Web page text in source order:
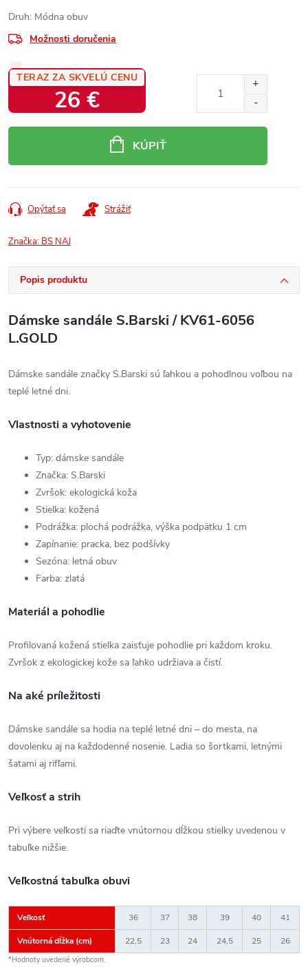
Druh: Módna obuv
Možnosti doručenia
TERAZ ZA SKVELÚ CENU
26 €
KÚPIŤ
Opýtať sa Strážiť
Značka: BS NAJ
Popis produktu
Dámske sandále S.Barski / KV61-6056
L.GOLD
Dámske sandále značky S.Barski sú ľahkou a pohodlnou voľbou na
teplé letné dni.
Vlastnosti a vyhotovenie
Typ: dámske sandále
Značka: S.Barski
Zvršok: ekologická koža
Stielka: kožená
Podrážka: plochá podrážka, výška podpätku 1 cm
Zapínanie: pracka, bez podšívky
Sezóna: letná obuv
Farba: zlatá
Materiál a pohodlie
Profilovaná kožená stielka zaisťuje pohodlie pri každom kroku.
Zvršok z ekologickej kože sa ľahko udržiava a čistí.
Na aké príležitosti
Dámske sandále sa hodia na teplé letné dni – do mesta, na
dovolenku aj na každodenné nosenie. Ladia so šortkami, letnými
šatami aj rifľami.
Veľkosť a strih
Pri výbere veľkosti sa riaďte vnútornou dĺžkou stielky uvedenou v
tabuľke nižšie.
Veľkostná tabuľka obuvi
Veľkosť 36 37 38 39 40 41
Vnútorná dĺžka (cm) 22,5 23 24 24,5 25 26
*Hodnoty uvedené výrobcom.